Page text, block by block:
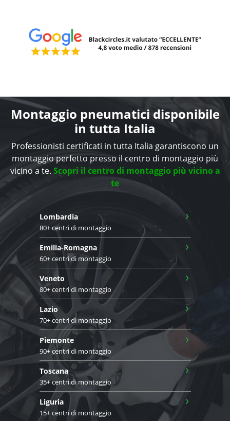
Montaggio pneumatici disponibile
in tutta Italia
Professionisti certificati in tutta Italia garantiscono un
montaggio perfetto presso il centro di montaggio più
vicino a te. Scopri il centro di montaggio più vicino a
te
Lombardia
80+ centri di montaggio
›
Emilia-Romagna
60+ centri di montaggio
›
Veneto
80+ centri di montaggio
›
Lazio
70+ centri di montaggio
›
Piemonte
90+ centri di montaggio
›
Toscana
35+ centri di montaggio
›
Liguria
15+ centri di montaggio
›